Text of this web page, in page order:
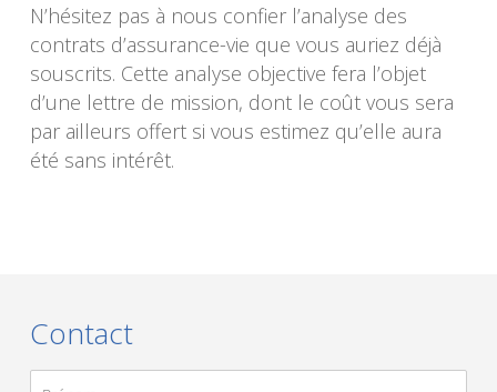
N’hésitez pas à nous confier l’analyse des
contrats d’assurance-vie que vous auriez déjà
souscrits. Cette analyse objective fera l’objet
d’une lettre de mission, dont le coût vous sera
par ailleurs offert si vous estimez qu’elle aura
été sans intérêt.
Contact